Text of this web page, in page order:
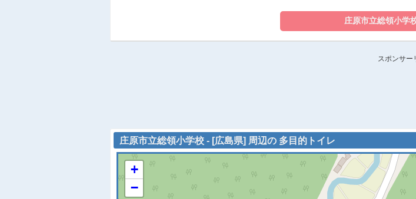
スポンサー
庄原市立総領小学校 - [広島県] 周辺の 多目的トイレ
+
−